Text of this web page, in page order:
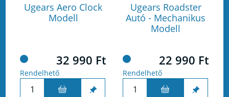
Ugears Aero Clock
Modell
32 990 Ft
Rendelhető
Ugears Roadster
Autó - Mechanikus
Modell
22 990 Ft
Rendelhető